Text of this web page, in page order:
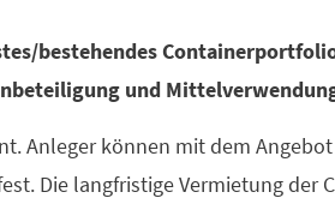
bestehendes
und
Anleger können mit dem
Die langfristige Vermietung der